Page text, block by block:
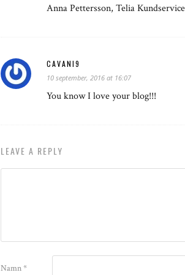
Anna Pettersson, Telia Kundservice
CAVANI9
10 september, 2016 at 16:07
You know I love your blog!!!
LEAVE A REPLY
Namn*